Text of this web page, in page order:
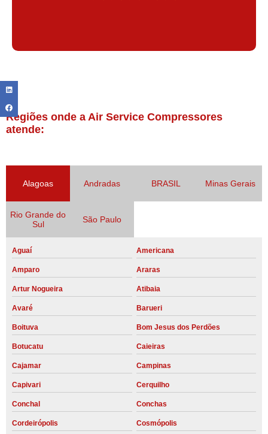
Regiões onde a Air Service Compressores
atende:
Alagoas Andradas BRASIL Minas Gerais
Rio Grande do
Sul
São Paulo
Aguaí Americana
Amparo Araras
Artur Nogueira Atibaia
Avaré Barueri
Boituva Bom Jesus dos Perdões
Botucatu Caieiras
Cajamar Campinas
Capivari Cerquilho
Conchal Conchas
Cordeirópolis Cosmópolis